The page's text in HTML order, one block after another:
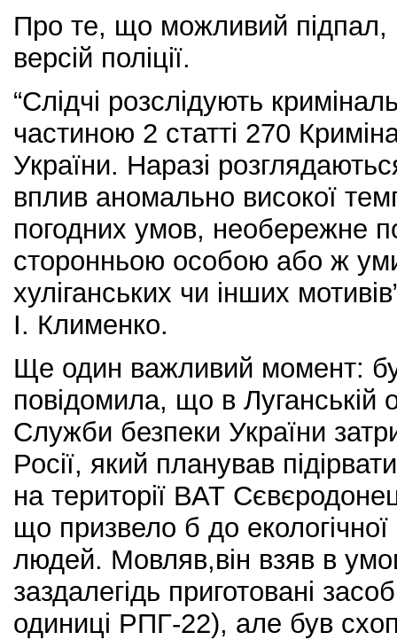
Про те, що можливий підпал,
версій поліції.
“Слідчі розслідують
частиною 2 статті 270
України. Наразі
вплив аномально високої
погодних умов, необережне
сторонньою особою або ж
хуліганських чи інших
І. Клименко.
Ще один важливий момент:
повідомила, що в Луганській
Служби безпеки України
Росії, який планував
на території ВАТ
що призвело б до екологічної
людей. Мовляв,він взяв в
заздалегідь приготовані
одиниці РПГ-22), але був